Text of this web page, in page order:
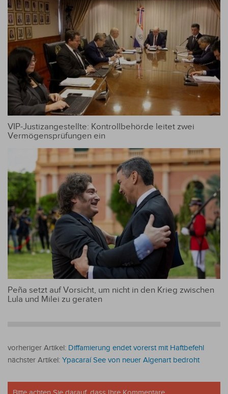
VIP-Justizangestellte: Kontrollbehörde leitet zwei
Vermögensprüfungen ein
Peña setzt auf Vorsicht, um nicht in den Krieg zwischen
Lula und Milei zu geraten
vorheriger Artikel: Diffamierung endet vorerst mit Haftbefehl
nächster Artikel: Ypacaraí See von neuer Algenart bedroht